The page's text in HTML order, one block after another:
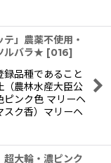
」農薬不使用・
ルバラ★ [016]
品種であること
農林水産大臣公
ピンク色 マリーヘ
スク香）マリーヘ
大輪・濃ピンク